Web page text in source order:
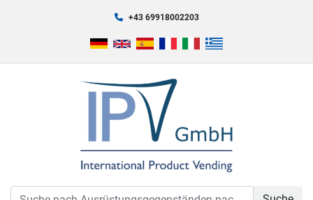
+43 69918002203